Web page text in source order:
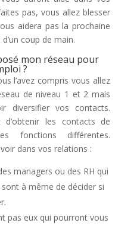
pas, vous allez blesser
aidera pas la prochaine
coup de main.
mon réseau pour
?
l’avez compris vous allez
de niveau 1 et 2 mais
diversifier vos contacts.
les contacts de
fonctions différentes.
dans vos relations :
managers ou des RH qui
à même de décider si
pas eux qui pourront vous